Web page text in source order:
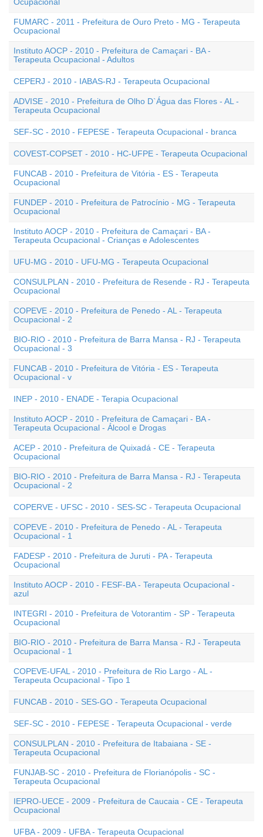
FUMARC - 2011 - Prefeitura de Ouro Preto - MG - Terapeuta
Ocupacional
Instituto AOCP - 2010 - Prefeitura de Camaçari - BA -
Terapeuta Ocupacional - Adultos
CEPERJ - 2010 - IABAS-RJ - Terapeuta Ocupacional
ADVISE - 2010 - Prefeitura de Olho D`Água das Flores - AL -
Terapeuta Ocupacional
SEF-SC - 2010 - FEPESE - Terapeuta Ocupacional - branca
COVEST-COPSET - 2010 - HC-UFPE - Terapeuta Ocupacional
FUNCAB - 2010 - Prefeitura de Vitória - ES - Terapeuta
Ocupacional
FUNDEP - 2010 - Prefeitura de Patrocínio - MG - Terapeuta
Ocupacional
Instituto AOCP - 2010 - Prefeitura de Camaçari - BA -
Terapeuta Ocupacional - Crianças e Adolescentes
UFU-MG - 2010 - UFU-MG - Terapeuta Ocupacional
CONSULPLAN - 2010 - Prefeitura de Resende - RJ - Terapeuta
Ocupacional
COPEVE - 2010 - Prefeitura de Penedo - AL - Terapeuta
Ocupacional - 2
BIO-RIO - 2010 - Prefeitura de Barra Mansa - RJ - Terapeuta
Ocupacional - 3
FUNCAB - 2010 - Prefeitura de Vitória - ES - Terapeuta
Ocupacional - v
INEP - 2010 - ENADE - Terapia Ocupacional
Instituto AOCP - 2010 - Prefeitura de Camaçari - BA -
Terapeuta Ocupacional - Álcool e Drogas
ACEP - 2010 - Prefeitura de Quixadá - CE - Terapeuta
Ocupacional
BIO-RIO - 2010 - Prefeitura de Barra Mansa - RJ - Terapeuta
Ocupacional - 2
COPERVE - UFSC - 2010 - SES-SC - Terapeuta Ocupacional
COPEVE - 2010 - Prefeitura de Penedo - AL - Terapeuta
Ocupacional - 1
FADESP - 2010 - Prefeitura de Juruti - PA - Terapeuta
Ocupacional
Instituto AOCP - 2010 - FESF-BA - Terapeuta Ocupacional -
azul
INTEGRI - 2010 - Prefeitura de Votorantim - SP - Terapeuta
Ocupacional
BIO-RIO - 2010 - Prefeitura de Barra Mansa - RJ - Terapeuta
Ocupacional - 1
COPEVE-UFAL - 2010 - Prefeitura de Rio Largo - AL -
Terapeuta Ocupacional - Tipo 1
FUNCAB - 2010 - SES-GO - Terapeuta Ocupacional
SEF-SC - 2010 - FEPESE - Terapeuta Ocupacional - verde
CONSULPLAN - 2010 - Prefeitura de Itabaiana - SE -
Terapeuta Ocupacional
FUNJAB-SC - 2010 - Prefeitura de Florianópolis - SC -
Terapeuta Ocupacional
IEPRO-UECE - 2009 - Prefeitura de Caucaia - CE - Terapeuta
Ocupacional
UFBA - 2009 - UFBA - Terapeuta Ocupacional